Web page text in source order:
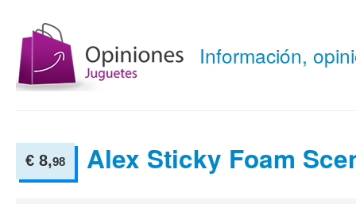
Información,
€ 8,98 Alex Sticky Foam